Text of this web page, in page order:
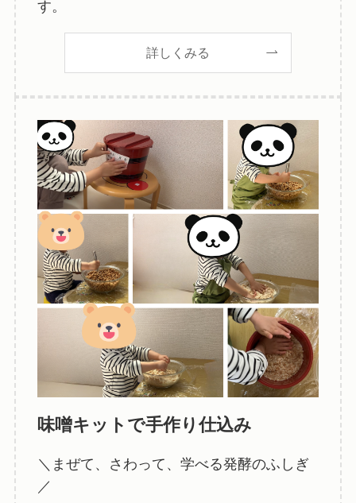
す。
詳しくみる
味噌キットで手作り仕込み
＼まぜて、さわって、学べる発酵のふしぎ
／